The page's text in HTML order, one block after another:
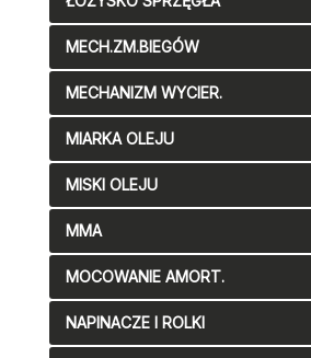
MECH.ZM.BIEGÓW
MECHANIZM WYCIER.
MIARKA OLEJU
MISKI OLEJU
MMA
MOCOWANIE AMORT.
NAPINACZE I ROLKI